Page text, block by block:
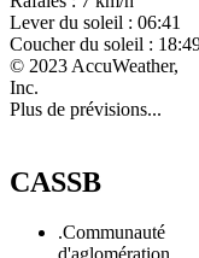
Lever du soleil : 06:41
Coucher du soleil :
© 2023 AccuWeather,
Inc.
Plus de prévisions...
CASSB
.Communauté